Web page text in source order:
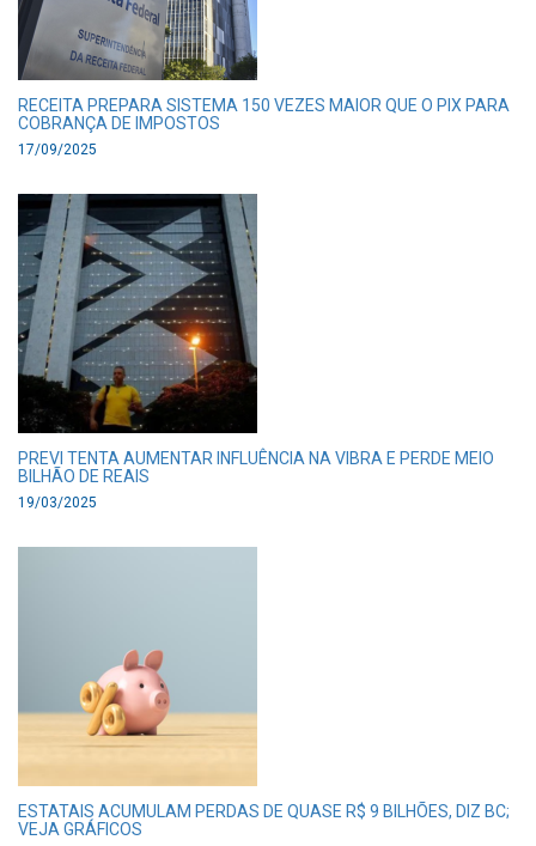
RECEITA PREPARA SISTEMA 150 VEZES MAIOR QUE O PIX PARA
COBRANÇA DE IMPOSTOS
17/09/2025
PREVI TENTA AUMENTAR INFLUÊNCIA NA VIBRA E PERDE MEIO
BILHÃO DE REAIS
19/03/2025
ESTATAIS ACUMULAM PERDAS DE QUASE R$ 9 BILHÕES, DIZ BC;
VEJA GRÁFICOS